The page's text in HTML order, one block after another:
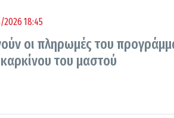
18:45
οι πληρωμές του
του μαστού